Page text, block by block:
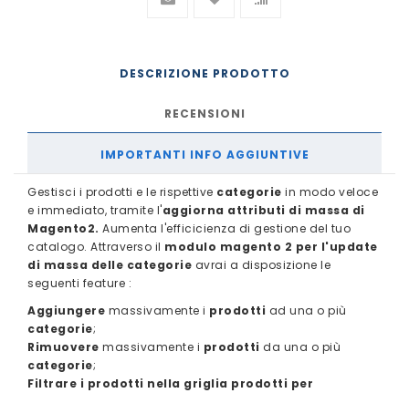
DESCRIZIONE PRODOTTO
RECENSIONI
IMPORTANTI INFO AGGIUNTIVE
Gestisci i prodotti e le rispettive categorie in modo veloce
e immediato, tramite l'aggiorna attributi di massa di
Magento2. Aumenta l'efficicienza di gestione del tuo
catalogo. Attraverso il modulo magento 2 per l'update
di massa delle categorie avrai a disposizione le
seguenti feature :
Aggiungere massivamente i prodotti ad una o più
categorie;
Rimuovere massivamente i prodotti da una o più
categorie;
Filtrare i prodotti nella griglia prodotti per